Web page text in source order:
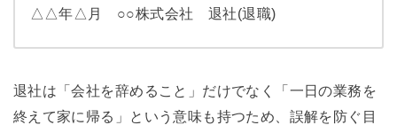
△△年△月 ○○株式会社 退社(退職)
退社は「会社を辞めること」だけでなく「一日の業務を
終えて家に帰る」という意味も持つため、誤解を防ぐ目